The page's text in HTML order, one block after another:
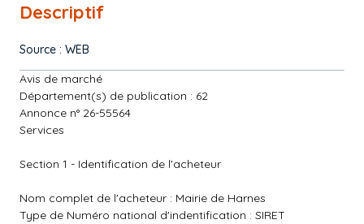
Descriptif
Source : WEB
Avis de marché
Département(s) de publication : 62
Annonce n° 26-55564
Services
Section 1 - Identification de l'acheteur
Nom complet de l'acheteur : Mairie de Harnes
Type de Numéro national d'indentification : SIRET